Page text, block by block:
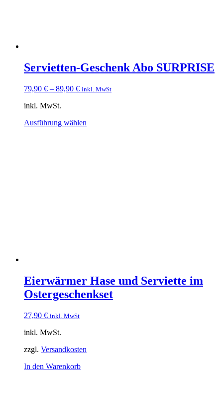
Servietten-Geschenk Abo SURPRISE
79,90 € – 89,90 € inkl. MwSt
inkl. MwSt.
Ausführung wählen
Eierwärmer Hase und Serviette im
Ostergeschenkset
27,90 € inkl. MwSt
inkl. MwSt.
zzgl. Versandkosten
In den Warenkorb